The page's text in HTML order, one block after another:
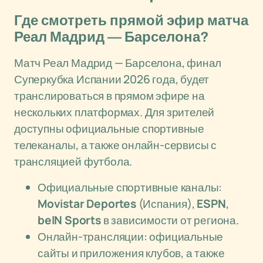
Где смотреть прямой эфир матча
Реал Мадрид — Барселона?
Матч Реал Мадрид — Барселона, финал
Суперкубка Испании 2026 года, будет
транслироваться в прямом эфире на
нескольких платформах. Для зрителей
доступны официальные спортивные
телеканалы, а также онлайн-сервисы с
трансляцией футбола.
Официальные спортивные каналы:
Movistar Deportes(Испания), ESPN,
beIN Sportsв зависимости от региона.
Онлайн-трансляции: официальные
сайты и приложения клубов, а также